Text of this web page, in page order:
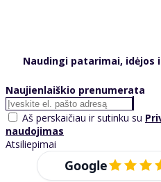
Naudingi patarimai, idėjos
Naujienlaiškio prenumerata
Aš perskaičiau ir sutinku su
naudojimas
Atsiliepimai
Google